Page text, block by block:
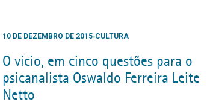
10 DE DEZEMBRO DE 2015 CULTURA
O vício, em cinco questões para o
psicanalista Oswaldo Ferreira Leite
Netto